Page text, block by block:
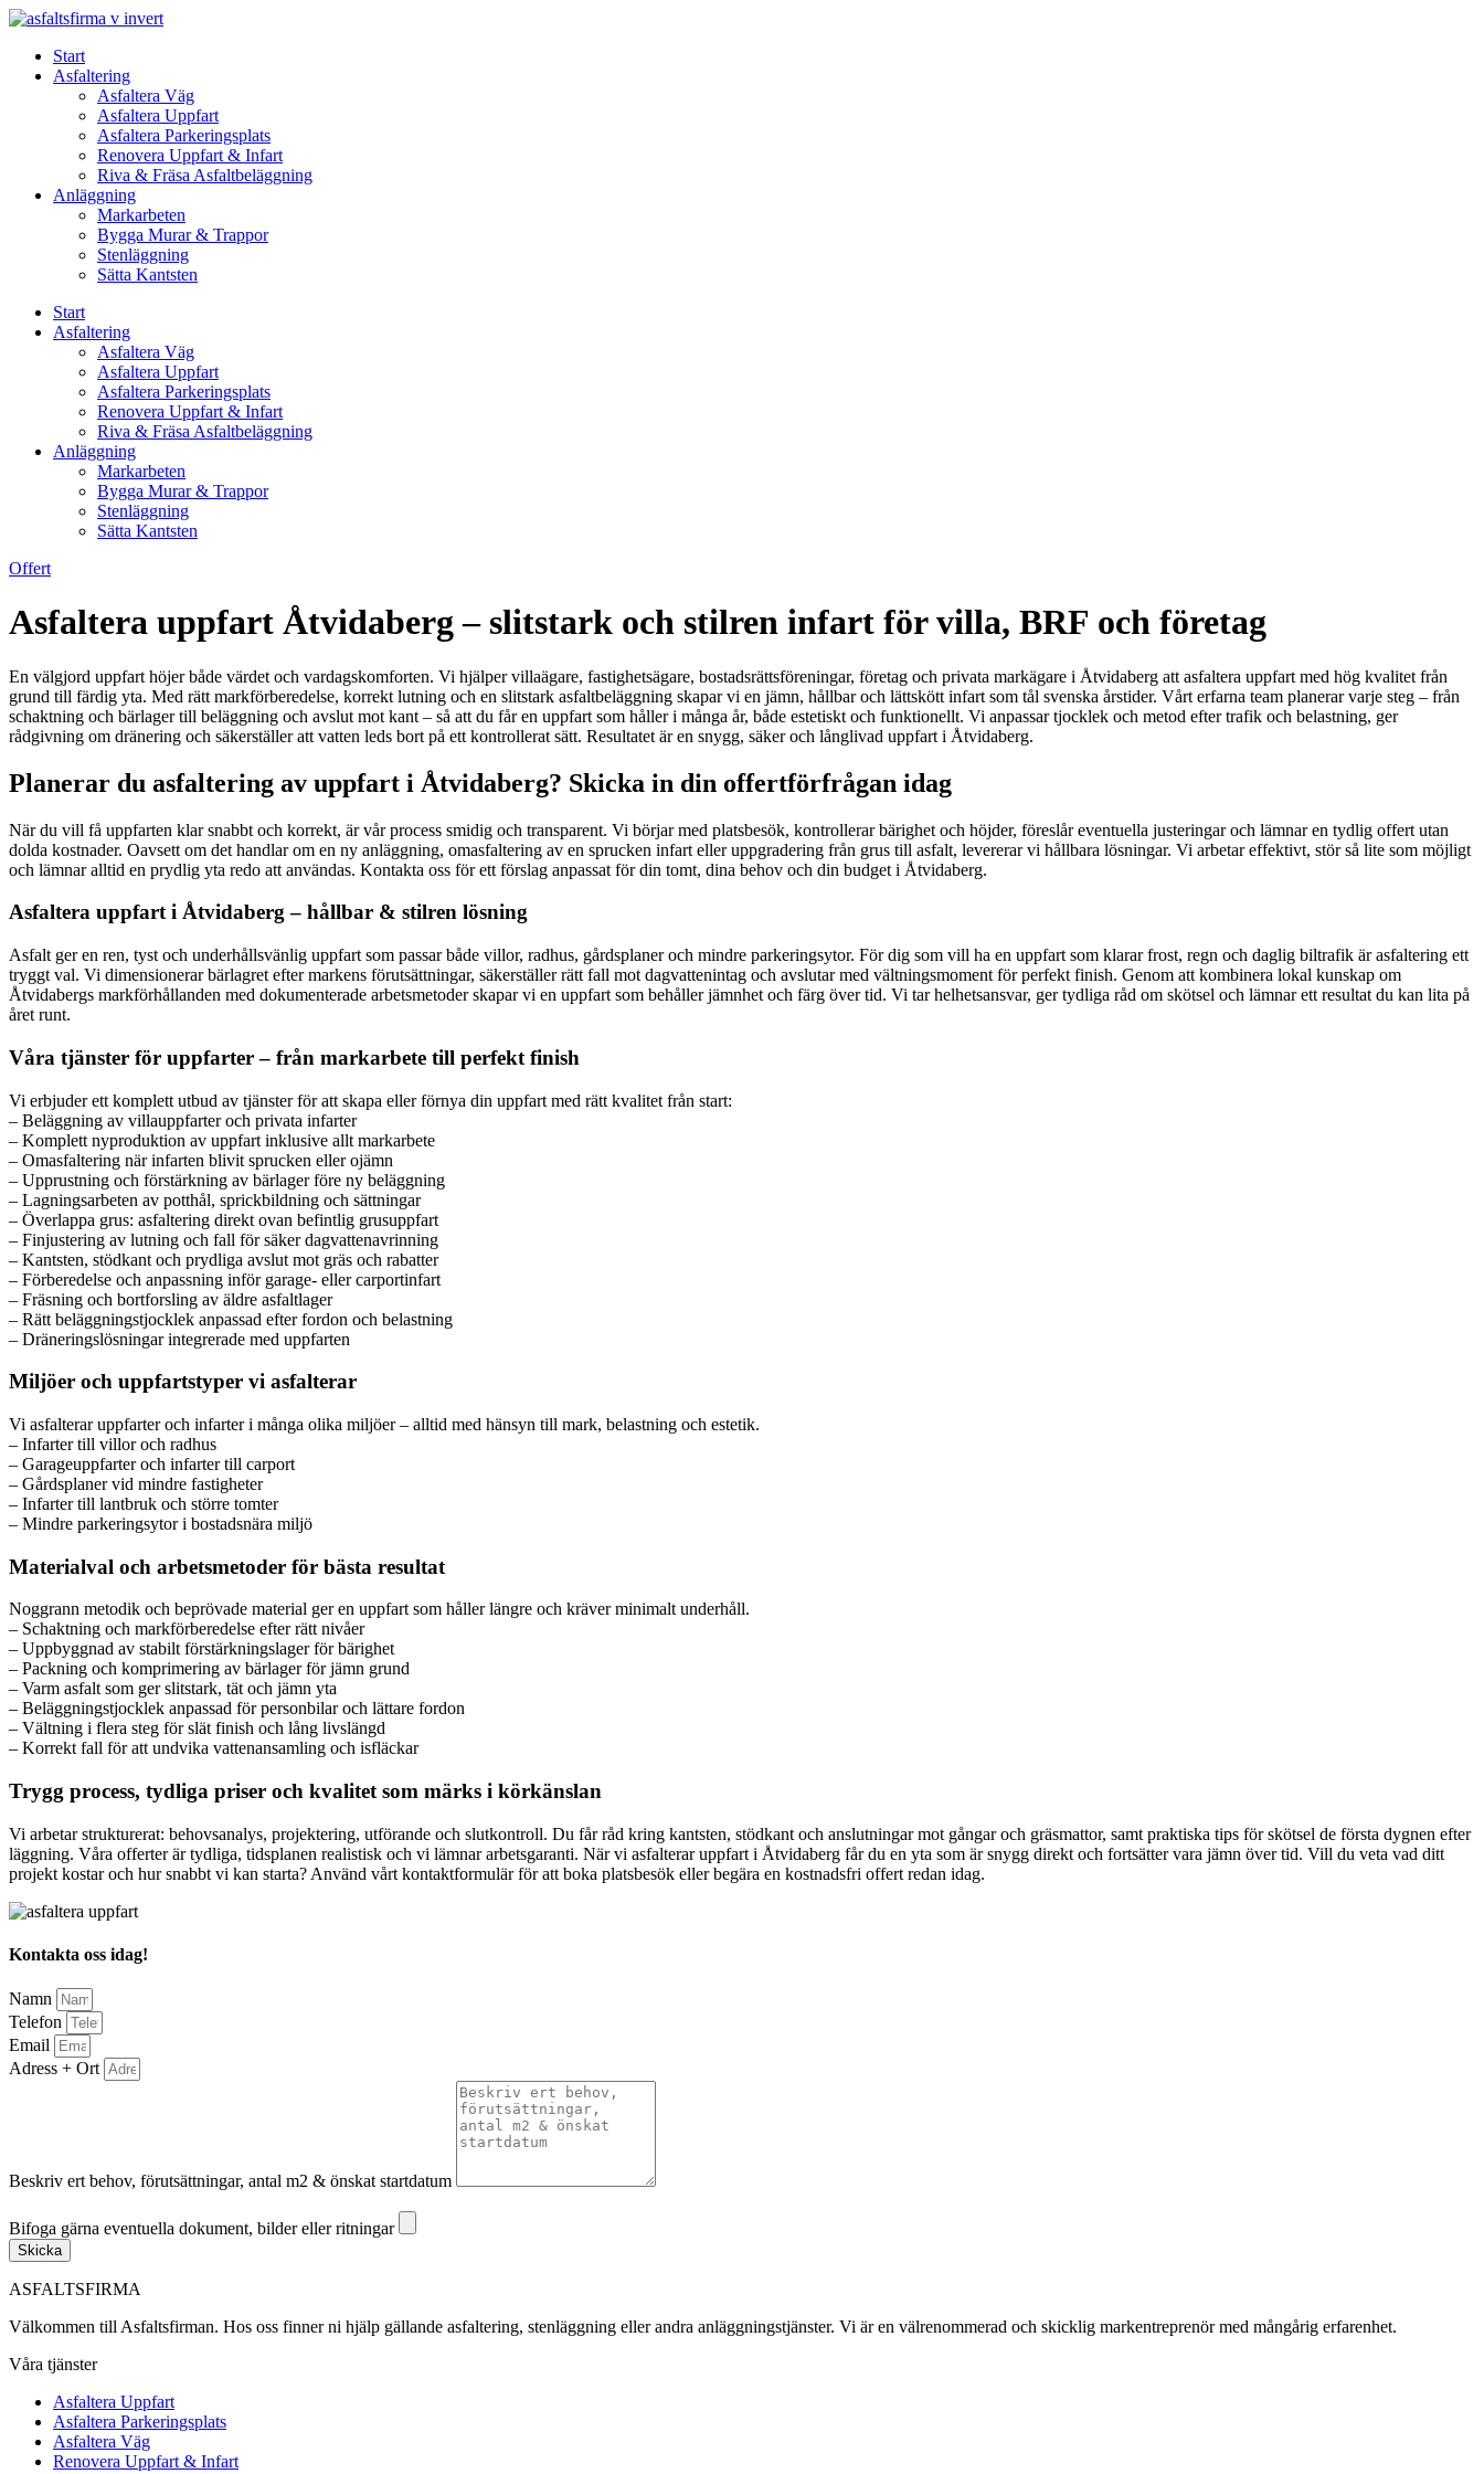
Skip
contentStart
Asfaltering
Asfaltera Väg
Asfaltera Uppfart
Asfaltera Parkeringsplats
Renovera Uppfart & Infart
Riva & Fräsa Asfaltbeläggning
Anläggning
Markarbeten
Bygga Murar & Trappor
Stenläggning
Sätta Kantsten
Start
Asfaltering
Asfaltera Väg
Asfaltera Uppfart
Asfaltera Parkeringsplats
Renovera Uppfart & Infart
Riva & Fräsa Asfaltbeläggning
Anläggning
Markarbeten
Bygga Murar & Trappor
Stenläggning
Sätta Kantsten
Offert
Asfaltera uppfart Åtvidaberg – slitstark och stilren infart för villa, BRF och företag
En välgjord uppfart höjer både värdet och vardagskomforten. Vi hjälper villaägare, fastighetsägare, bostadsrättsföreningar, företag och privata markägare i Åtvidaberg att asfaltera uppfart med hög kvalitet från
grund till färdig yta. Med rätt markförberedelse, korrekt lutning och en slitstark asfaltbeläggning skapar vi en jämn, hållbar och lättskött infart som tål svenska årstider. Vårt erfarna team planerar varje steg – från
schaktning och bärlager till beläggning och avslut mot kant – så att du får en uppfart som håller i många år, både estetiskt och funktionellt. Vi anpassar tjocklek och metod efter trafik och belastning, ger
rådgivning om dränering och säkerställer att vatten leds bort på ett kontrollerat sätt. Resultatet är en snygg, säker och långlivad uppfart i Åtvidaberg.
Planerar du asfaltering av uppfart i Åtvidaberg? Skicka in din offertförfrågan idag
När du vill få uppfarten klar snabbt och korrekt, är vår process smidig och transparent. Vi börjar med platsbesök, kontrollerar bärighet och höjder, föreslår eventuella justeringar och lämnar en tydlig offert utan
dolda kostnader. Oavsett om det handlar om en ny anläggning, omasfaltering av en sprucken infart eller uppgradering från grus till asfalt, levererar vi hållbara lösningar. Vi arbetar effektivt, stör så lite som möjligt
och lämnar alltid en prydlig yta redo att användas. Kontakta oss för ett förslag anpassat för din tomt, dina behov och din budget i Åtvidaberg.
Asfaltera uppfart i Åtvidaberg – hållbar & stilren lösning
Asfalt ger en ren, tyst och underhållsvänlig uppfart som passar både villor, radhus, gårdsplaner och mindre parkeringsytor. För dig som vill ha en uppfart som klarar frost, regn och daglig biltrafik är asfaltering ett
tryggt val. Vi dimensionerar bärlagret efter markens förutsättningar, säkerställer rätt fall mot dagvattenintag och avslutar med vältningsmoment för perfekt finish. Genom att kombinera lokal kunskap om
Åtvidabergs markförhållanden med dokumenterade arbetsmetoder skapar vi en uppfart som behåller jämnhet och färg över tid. Vi tar helhetsansvar, ger tydliga råd om skötsel och lämnar ett resultat du kan lita på
året runt.
Våra tjänster för uppfarter – från markarbete till perfekt finish
Vi erbjuder ett komplett utbud av tjänster för att skapa eller förnya din uppfart med rätt kvalitet från start:
– Beläggning av villauppfarter och privata infarter
– Komplett nyproduktion av uppfart inklusive allt markarbete
– Omasfaltering när infarten blivit sprucken eller ojämn
– Upprustning och förstärkning av bärlager före ny beläggning
– Lagningsarbeten av potthål, sprickbildning och sättningar
– Överlappa grus: asfaltering direkt ovan befintlig grusuppfart
– Finjustering av lutning och fall för säker dagvattenavrinning
– Kantsten, stödkant och prydliga avslut mot gräs och rabatter
– Förberedelse och anpassning inför garage- eller carportinfart
– Fräsning och bortforsling av äldre asfaltlager
– Rätt beläggningstjocklek anpassad efter fordon och belastning
– Dräneringslösningar integrerade med uppfarten
Miljöer och uppfartstyper vi asfalterar
Vi asfalterar uppfarter och infarter i många olika miljöer – alltid med hänsyn till mark, belastning och estetik.
– Infarter till villor och radhus
– Garageuppfarter och infarter till carport
– Gårdsplaner vid mindre fastigheter
– Infarter till lantbruk och större tomter
– Mindre parkeringsytor i bostadsnära miljö
Materialval och arbetsmetoder för bästa resultat
Noggrann metodik och beprövade material ger en uppfart som håller längre och kräver minimalt underhåll.
– Schaktning och markförberedelse efter rätt nivåer
– Uppbyggnad av stabilt förstärkningslager för bärighet
– Packning och komprimering av bärlager för jämn grund
– Varm asfalt som ger slitstark, tät och jämn yta
– Beläggningstjocklek anpassad för personbilar och lättare fordon
– Vältning i flera steg för slät finish och lång livslängd
– Korrekt fall för att undvika vattenansamling och isfläckar
Trygg process, tydliga priser och kvalitet som märks i körkänslan
Vi arbetar strukturerat: behovsanalys, projektering, utförande och slutkontroll. Du får råd kring kantsten, stödkant och anslutningar mot gångar och gräsmattor, samt praktiska tips för skötsel de första dygnen efter
läggning. Våra offerter är tydliga, tidsplanen realistisk och vi lämnar arbetsgaranti. När vi asfalterar uppfart i Åtvidaberg får du en yta som är snygg direkt och fortsätter vara jämn över tid. Vill du veta vad ditt
projekt kostar och hur snabbt vi kan starta? Använd vårt kontaktformulär för att boka platsbesök eller begära en kostnadsfri offert redan idag.
Kontakta oss idag!
Namn
Telefon
Email
Adress + Ort
Beskriv ert behov, förutsättningar, antal m2 & önskat startdatum
Bifoga gärna eventuella dokument, bilder eller ritningar
Skicka
ASFALTSFIRMA
Välkommen till Asfaltsfirman. Hos oss finner ni hjälp gällande asfaltering, stenläggning eller andra anläggningstjänster. Vi är en välrenommerad och skicklig markentreprenör med mångårig erfarenhet.
Våra tjänster
Asfaltera Uppfart
Asfaltera Parkeringsplats
Asfaltera Väg
Renovera Uppfart & Infart